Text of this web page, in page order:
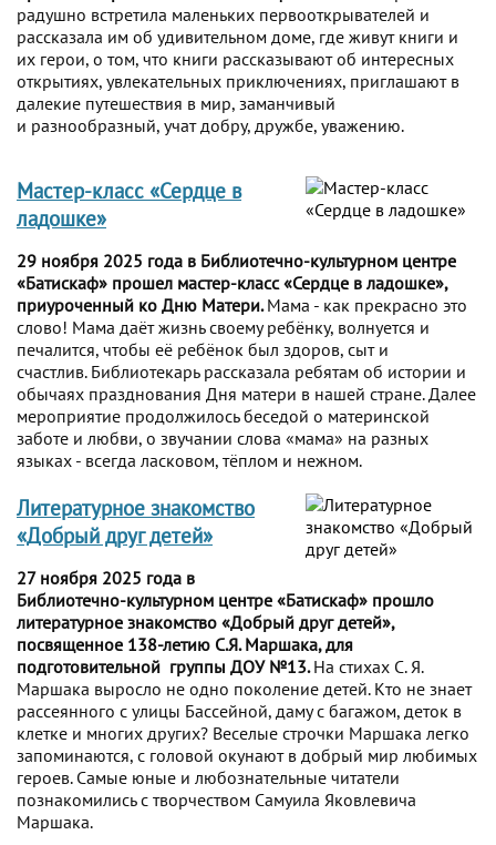
радушно встретила маленьких первооткрывателей и
рассказала им об удивительном доме, где живут книги и
их герои, о том, что книги рассказывают об интересных
открытиях, увлекательных приключениях, приглашают в
далекие путешествия в мир, заманчивый
и разнообразный, учат добру, дружбе, уважению.
Мастер-класс «Сердце в
ладошке»
29 ноября 2025 года в Библиотечно-культурном центре
«Батискаф» прошел мастер-класс «Сердце в ладошке»,
приуроченный ко Дню Матери.Мама - как прекрасно это
слово! Мама даёт жизнь своему ребёнку, волнуется и
печалится, чтобы её ребёнок был здоров, сыт и
счастлив. Библиотекарь рассказала ребятам об истории и
обычаях празднования Дня матери в нашей стране. Далее
мероприятие продолжилось беседой о материнской
заботе и любви, о звучании слова «мама» на разных
языках - всегда ласковом, тёплом и нежном.
Литературное знакомство
«Добрый друг детей»
27 ноября 2025 года в
Библиотечно-культурном центре «Батискаф» прошло
литературное знакомство «Добрый друг детей»,
посвященное 138-летию С.Я. Маршака, для
подготовительной группы ДОУ №13.На стихах С. Я.
Маршака выросло не одно поколение детей. Кто не знает
рассеянного с улицы Бассейной, даму с багажом, деток в
клетке и многих других? Веселые строчки Маршака легко
запоминаются, с головой окунают в добрый мир любимых
героев. Самые юные и любознательные читатели
познакомились с творчеством Самуила Яковлевича
Маршака.